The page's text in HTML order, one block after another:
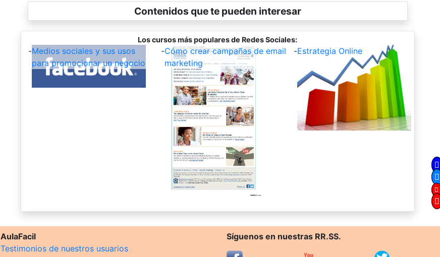
Contenidos que te pueden interesar
Los cursos más populares de Redes Sociales:
-Medios sociales y sus usos
para promocionar un negocio
-Cómo crear campañas de email
marketing
-Estrategia Online
AulaFacil
Testimonios de nuestros usuarios
Síguenos en nuestras RR.SS.